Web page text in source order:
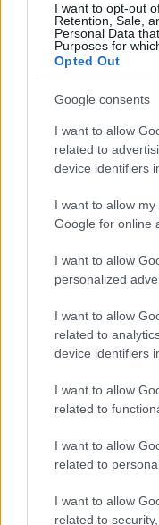
I want to opt-out
Retention, Sale,
Personal Data
Purposes for
Opted Out
Google consents
I want to allow
related to
device identifiers
I want to allow
Google for online
I want to allow
personalized
I want to allow
related to
device identifiers
I want to allow
related to
I want to allow
related to
I want to allow
related to
Életmód
Kitört a lecsó-láz!
elkészítéséhez
Mutatjuk, miket